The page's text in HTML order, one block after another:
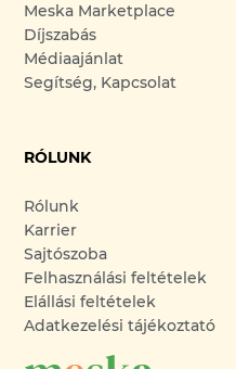
Meska Marketplace
Díjszabás
Médiaajánlat
Segítség, Kapcsolat
RÓLUNK
Rólunk
Karrier
Sajtószoba
Felhasználási feltételek
Elállási feltételek
Adatkezelési tájékoztató